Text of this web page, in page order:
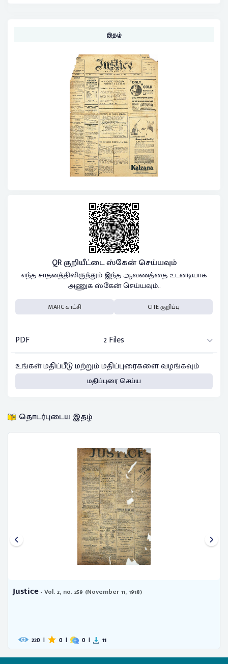
இதழ்
QR குறியீட்டை ஸ்கேன் செய்யவும்
எந்த சாதனத்திலிருந்தும் இந்த ஆவணத்தை உடனடியாக
அணுக ஸ்கேன் செய்யவும்..
MARC காட்சி CITE குறிப்பு
PDF
2 Files
உங்கள் மதிப்பீடு மற்றும் மதிப்புரைகளை வழங்கவும்
மதிப்புரை செய்ய
தொடர்புடைய இதழ்
Justice- Vol. 2, no. 259 (November 11, 1918)
220 | 0 | 0 | 11